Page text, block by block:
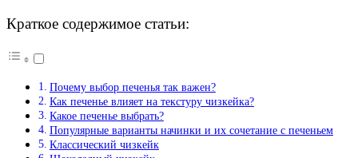
Краткое содержимое статьи:
Почему выбор печенья так важен?
Как печенье влияет на текстуру чизкейка?
Какое печенье выбрать?
Популярные варианты начинки и их сочетание с печеньем
Классический чизкейк